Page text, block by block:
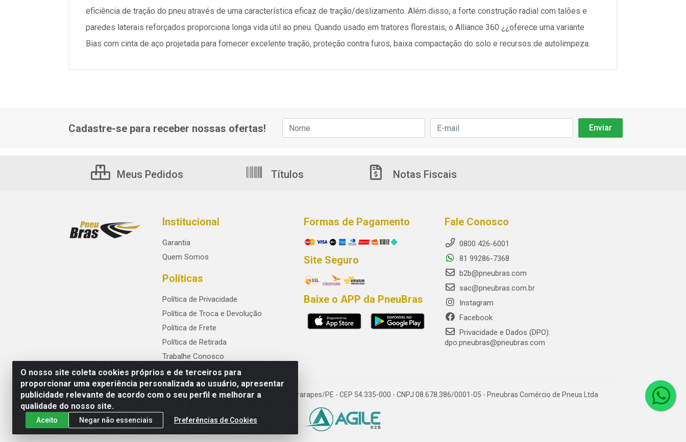
eficiência de tração do pneu através de uma característica eficaz de tração/deslizamento. Além disso, a forte construção radial com talões e
paredes laterais reforçados proporciona longa vida útil ao pneu. Quando usado em tratores florestais, o Alliance 360 ¿¿oferece uma variante
Bias com cinta de aço projetada para fornecer excelente tração, proteção contra furos, baixa compactação do solo e recursos de autolimpeza.
O nosso site coleta cookies próprios e de terceiros para
proporcionar uma experiência personalizada ao usuário, apresentar
publicidade relevante de acordo com o seu perfil e melhorar a
qualidade do nosso site.
Aceito Negar não essenciais Preferências de Cookies
Cadastre-se para receber nossas ofertas!
Meus Pedidos Títulos Notas Fiscais
Institucional
Garantia
Quem Somos
Políticas
Política de Privacidade
Política de Troca e Devolução
Política de Frete
Política de Retirada
Trabalhe Conosco
Formas de Pagamento
Site Seguro
Baixe o APP da PneuBras
Fale Conosco
0800 426-6001
81 99286-7368
b2b@pneubras.com
sac@pneubras.com.br
Instagram
Facebook
Privacidade e Dados (DPO):
dpo.pneubras@pneubras.com
PneuBras - Rodovia BR-101, KM 82 - Prazeres, Jaboatão dos Guararapes/PE - CEP 54.335-000 - CNPJ 08.678.386/0001-05 - Pneubras Comércio de Pneus Ltda